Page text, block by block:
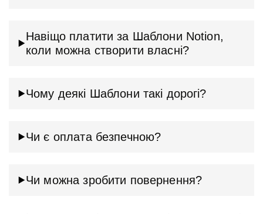
Навіщо платити за Шаблони Notion,
коли можна створити власні?
Чому деякі Шаблони такі дорогі?
Чи є оплата безпечною?
Чи можна зробити повернення?